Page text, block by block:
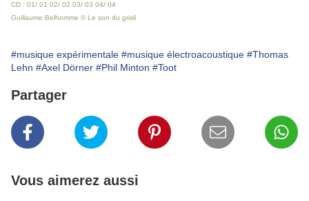
CD : 01/ 01 02/ 02 03/ 03 04/ 04
Guillaume Belhomme © Le son du grisli
#musique expérimentale #musique électroacoustique #Thomas
Lehn #Axel Dörner #Phil Minton #Toot
Partager
Vous aimerez aussi